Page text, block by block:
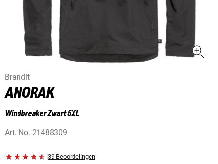
Brandit
ANORAK
Windbreaker Zwart 5XL
Art. No. 21488309
|39 Beoordelingen